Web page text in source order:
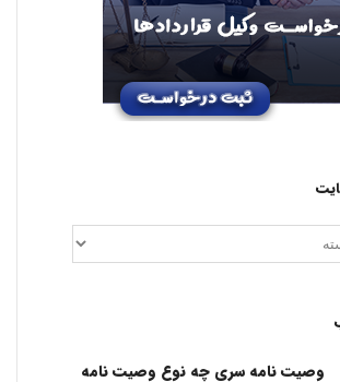
وصیت نامه سری چه نوع وصیت نامه